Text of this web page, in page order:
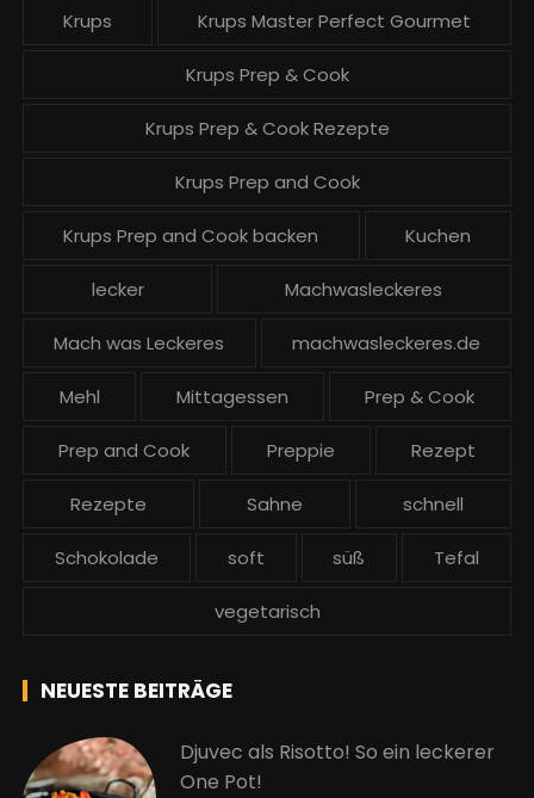
Krups Krups Master Perfect Gourmet
Krups Prep & Cook
Krups Prep & Cook Rezepte
Krups Prep and Cook
Krups Prep and Cook backen Kuchen
lecker Machwasleckeres
Mach was Leckeres machwasleckeres.de
Mehl Mittagessen Prep & Cook
Prep and Cook Preppie Rezept
Rezepte Sahne schnell
Schokolade soft süß Tefal
vegetarisch
NEUESTE BEITRÄGE
Djuvec als Risotto! So ein leckerer
One Pot!